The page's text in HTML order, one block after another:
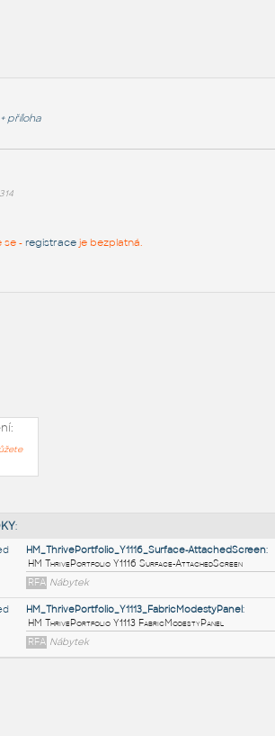
+ příloha
se - registraceje bezplatná.